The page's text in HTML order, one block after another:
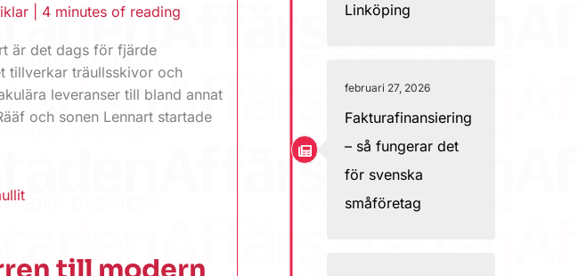
4 minutes of reading
är det dags för fjärde
tillverkar träullsskivor och
leveranser till bland annat
och sonen Lennart startade
Linköping
februari 27, 2026
Fakturafinansiering
– så fungerar det
för svenska
småföretag